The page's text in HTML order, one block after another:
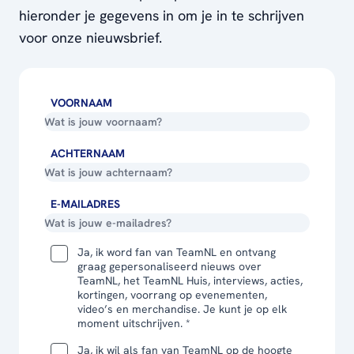
hieronder je gegevens in om je in te schrijven
voor onze nieuwsbrief.
VOORNAAM
ACHTERNAAM
E-MAILADRES
Ja, ik word fan van TeamNL en ontvang
graag gepersonaliseerd nieuws over
TeamNL, het TeamNL Huis, interviews, acties,
kortingen, voorrang op evenementen,
video’s en merchandise. Je kunt je op elk
moment uitschrijven. *
Ja, ik wil als fan van TeamNL op de hoogte